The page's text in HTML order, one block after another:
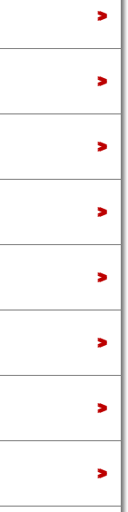
>
>
>
>
>
>
>
>